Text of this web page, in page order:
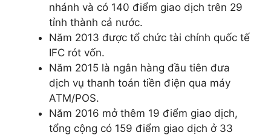
nhánh và có 140 điểm giao dịch trên 29
tỉnh thành cả nước.
Năm 2013 được tổ chức tài chính quốc tế
IFC rót vốn.
Năm 2015 là ngân hàng đầu tiên đưa
dịch vụ thanh toán tiền điện qua máy
ATM/POS.
Năm 2016 mở thêm 19 điểm giao dịch,
tổng cộng có 159 điểm giao dịch ở 33